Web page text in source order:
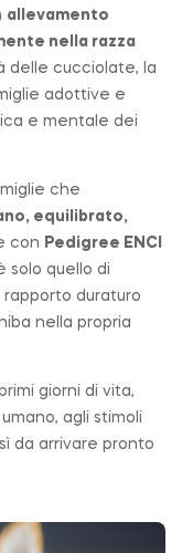
allevamento
nella razza
delle cucciolate, la
adottive e
e mentale dei
che
equilibrato,
con Pedigree ENCI
solo quello di
rapporto duraturo
nella propria
giorni di vita,
agli stimoli
da arrivare pronto